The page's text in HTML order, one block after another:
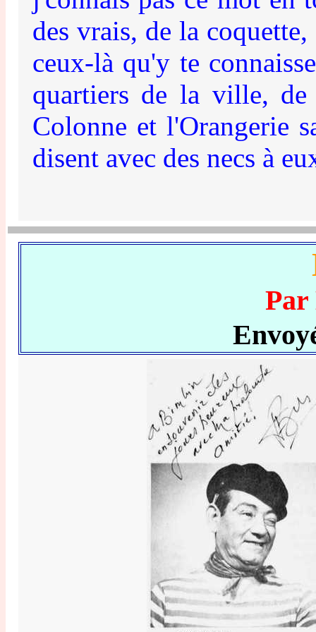
des vrais, de la
ceux-là qu'y te
quartiers de la ville,
Colonne et l'Orangerie
disent avec des necs à
Par